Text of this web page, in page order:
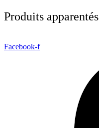
Produits apparentés
Facebook-f